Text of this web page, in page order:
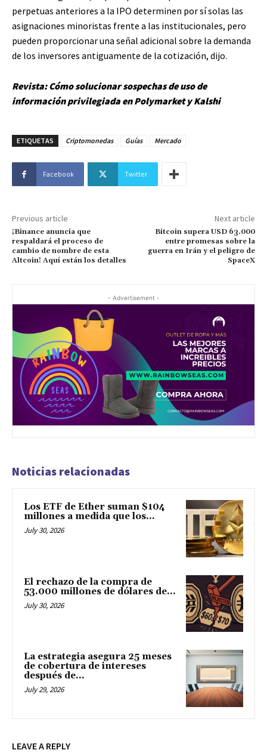
perpetuas anteriores a la IPO determinen por sí solas las
asignaciones minoristas frente a las institucionales, pero
pueden proporcionar una señal adicional sobre la demanda
de los inversores antiguamente de la cotización, dijo.
Revista:Cómo solucionar sospechas de uso de
información privilegiada en Polymarket y Kalshi
ETIQUETAS Criptomonedas Guías Mercado
Facebook Twitter
Previous article
¡Binance anuncia que
respaldará el proceso de
cambio de nombre de esta
Altcoin! Aquí están los detalles
Next article
Bitcoin supera USD 63.000
entre promesas sobre la
guerra en Irán y el peligro de
SpaceX
- Advertisement -
Noticias relacionadas
Los ETF de Ether suman $104
millones a medida que los...
July 30, 2026
El rechazo de la compra de
53.000 millones de dólares de...
July 30, 2026
La estrategia asegura 25 meses
de cobertura de intereses
después de...
July 29, 2026
LEAVE A REPLY